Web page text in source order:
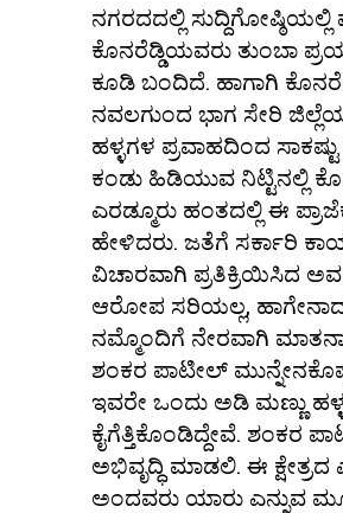
ನಗರದದಲ್ಲಿ
ಕೊನರೆಡ್ಡಿಯವರು ತುಂಬಾ
ಕೂಡಿ ಬಂದಿದೆ. ಹಾಗಾಗಿ
ನವಲಗುಂದ ಭಾಗ ಸೇರಿ ಜಿಲ್ಲೆಯ
ಹಳ್ಳಗಳ ಪ್ರವಾಹದಿಂದ
ಕಂಡು ಹಿಡಿಯುವ ನಿಟ್ಟಿನಲ್ಲಿ
ಎರಡ್ಮೂರು ಹಂತದಲ್ಲಿ ಈ
ಹೇಳಿದರು. ಜತೆಗೆ ಸರ್ಕಾರಿ
ವಿಚಾರವಾಗಿ‌ ಪ್ರತಿಕ್ರಿಯಿಸಿದ
ಆರೋಪ ಸರಿಯಲ್ಲ,
ನಮ್ಮೊಂದಿಗೆ ನೇರವಾಗಿ
ಶಂಕರ ಪಾಟೀಲ್
ಇವರೇ ಒಂದು ಅಡಿ ಮಣ್ಣು
ಕೈಗೆತ್ತಿಕೊಂಡಿದ್ದೇವೆ. ಶಂಕರ
ಅಭಿವೃದ್ಧಿ ಮಾಡಲಿ. ಈ‌
ಅಂದವರು ಯಾರು ಎನ್ನುವ